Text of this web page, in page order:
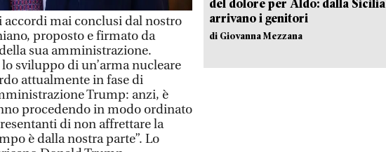
accordi mai conclusi dal nostro
proposto e firmato da
sua amministrazione.
sviluppo di un’arma nucleare
attualmente in fase di
Trump: anzi, è
procedendo in modo ordinato
di non affrettare la
è dalla nostra parte”. Lo
del dolore per Aldo: dalla Sicilia
arrivano i genitori
di Giovanna Mezzana